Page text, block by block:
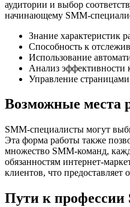
аудитории и выбор
начинающему SMM-
Знание характеристик
Способность к
Использование
Анализ эффективности
Управление
Возможные места
SMM-специалисты могут
Эта форма работы также
множество SMM-команд,
обязанностям интернет-
клиентов, что
Пути к профессии